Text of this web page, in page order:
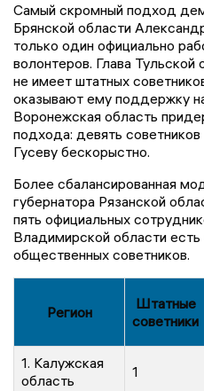
Самый скромный подход
Брянской области
только один официально
волонтеров. Глава
не имеет штатных
оказывают ему поддержку
Воронежская область
подхода: девять
Гусеву бескорыстно.
Более сбалансированная
губернатора Рязанской
пять официальных
Владимирской области
общественных советников.
Регион
Штатные
советники
1. Калужская
область
1